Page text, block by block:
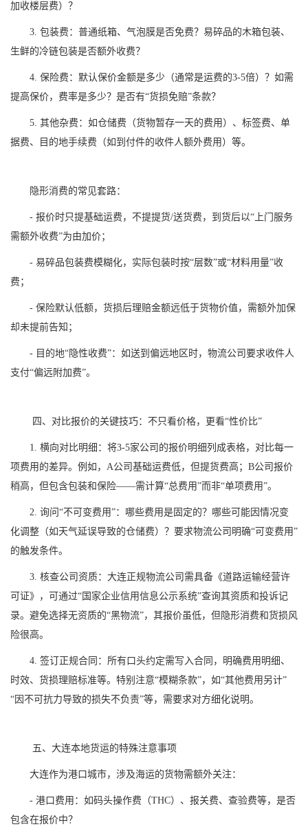
加收楼层费）？
3. 包装费：普通纸箱、气泡膜是否免费？易碎品的木箱包装、
生鲜的冷链包装是否额外收费？
4. 保险费：默认保价金额是多少（通常是运费的3-5倍）？如需
提高保价，费率是多少？是否有“货损免赔”条款？
5. 其他杂费：如仓储费（货物暂存一天的费用）、标签费、单
据费、目的地手续费（如到付件的收件人额外费用）等。
隐形消费的常见套路：
- 报价时只提基础运费，不提提货/送货费，到货后以“上门服务
需额外收费”为由加价；
- 易碎品包装费模糊化，实际包装时按“层数”或“材料用量”收
费；
- 保险默认低额，货损后理赔金额远低于货物价值，需额外加保
却未提前告知；
- 目的地“隐性收费”：如送到偏远地区时，物流公司要求收件人
支付“偏远附加费”。
四、对比报价的关键技巧：不只看价格，更看“性价比”
1. 横向对比明细：将3-5家公司的报价明细列成表格，对比每一
项费用的差异。例如，A公司基础运费低，但提货费高；B公司报价
稍高，但包含包装和保险——需计算“总费用”而非“单项费用”。
2. 询问“不可变费用”：哪些费用是固定的？哪些可能因情况变
化调整（如天气延误导致的仓储费）？要求物流公司明确“可变费用”
的触发条件。
3. 核查公司资质：大连正规物流公司需具备《道路运输经营许
可证》，可通过“国家企业信用信息公示系统”查询其资质和投诉记
录。避免选择无资质的“黑物流”，其报价虽低，但隐形消费和货损风
险很高。
4. 签订正规合同：所有口头约定需写入合同，明确费用明细、
时效、货损理赔标准等。特别注意“模糊条款”，如“其他费用另计”
“因不可抗力导致的损失不负责”等，需要求对方细化说明。
五、大连本地货运的特殊注意事项
大连作为港口城市，涉及海运的货物需额外关注：
- 港口费用：如码头操作费（THC）、报关费、查验费等，是否
包含在报价中？